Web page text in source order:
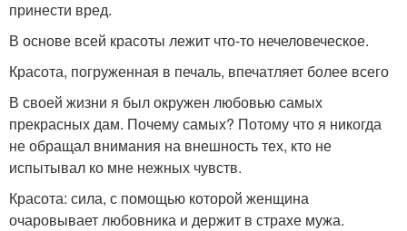
принести вред.
В основе всей красоты лежит что-то нечеловеческое.
Красота, погруженная в печаль, впечатляет более всего
В своей жизни я был окружен любовью самых
прекрасных дам. Почему самых? Потому что я никогда
не обращал внимания на внешность тех, кто не
испытывал ко мне нежных чувств.
Красота: сила, с помощью которой женщина
очаровывает любовника и держит в страхе мужа.